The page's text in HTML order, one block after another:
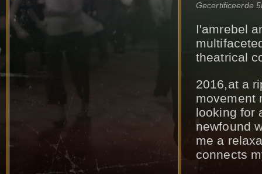
Gecertificeerde
I'amrebel
theatrical
2016,at a
movement
looking for
newfound
me a
connects